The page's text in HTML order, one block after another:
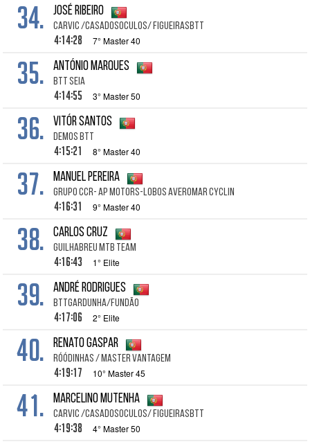
34. José Ribeiro
CARVIC /CASADOSOCULOS/ FIGUEIRASBTT
4:14:28 7° Master 40
35. António Marques
BTT Seia
4:14:55 3° Master 50
36. Vitór Santos
DEMOS BTT
4:15:21 8° Master 40
37. Manuel Pereira
Grupo ccr- Ap motors-Lobos Averomar Cyclin
4:16:31 9° Master 40
38. Carlos Cruz
Guilhabreu MTB Team
4:16:43 1° Elite
39. André Rodrigues
BTTGARDUNHA/FUNDÃO
4:17:06 2° Elite
40. Renato Gaspar
RÓÓDINHAS / Master Vantagem
4:19:17 10° Master 45
41. Marcelino Mutenha
CARVIC /CASADOSOCULOS/ FIGUEIRASBTT
4:19:38 4° Master 50